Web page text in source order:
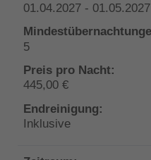
01.04.2027 - 01.05.2027
5
445,00 €
Inklusive